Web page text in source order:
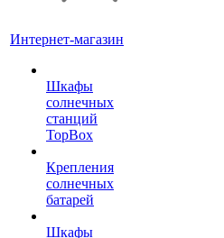
Интернет-магазин
Шкафы
солнечных
станций
TopBox
Крепления
солнечных
батарей
Шкафы